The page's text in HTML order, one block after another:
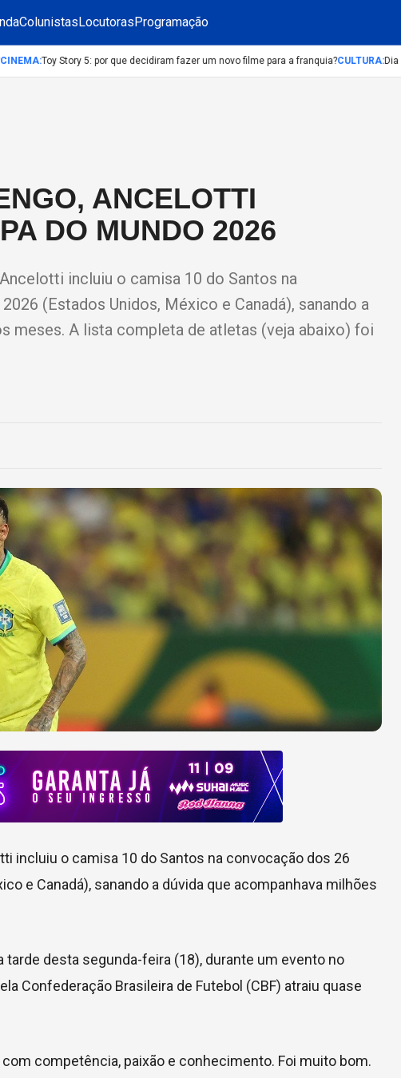
ColunistasLocutorasProgramação
:Toy Story 5: por que decidiram fazer um novo filme para a franquia?CULTURA:Dia
ANCELOTTI
DO MUNDO 2026
incluiu o camisa 10 do Santos na
(Estados Unidos, México e Canadá), sanando a
meses. A lista completa de atletas (veja abaixo) foi
incluiu o camisa 10 do Santos na convocação dos 26
e Canadá), sanando a dúvida que acompanhava milhões
desta segunda-feira (18), durante um evento no
Confederação Brasileira de Futebol (CBF) atraiu quase
competência, paixão e conhecimento. Foi muito bom.